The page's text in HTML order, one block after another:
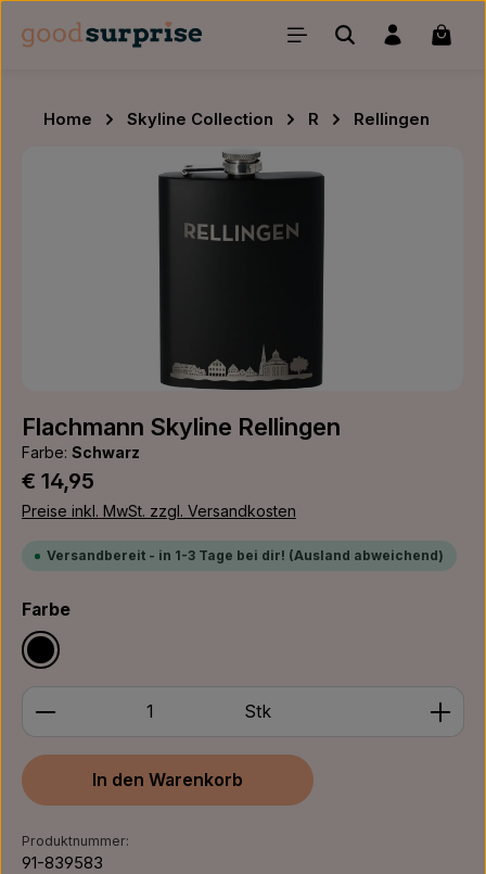
Zum Hauptinhalt springen
Home Skyline Collection R
Rellingen
Flachmann Skyline Rellingen
Farbe: Schwarz
Regulärer Preis:
€ 14,95
Preise inkl. MwSt. zzgl. Versandkosten
Versandbereit - in 1-3 Tage bei dir! (Ausland abweichend)
Farbeauswählen
Schwarz
Produkt Anzahl: Gib den gewünschten Wert ein
Stk
In den Warenkorb
Produktnummer:
91-839583